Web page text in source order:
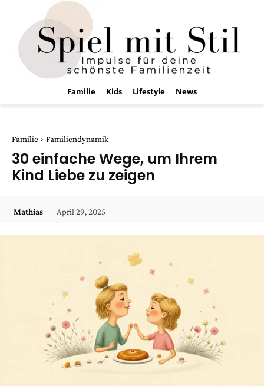
Familie Kids Lifestyle News
Familie Familiendynamik
30 einfache Wege, um Ihrem
Kind Liebe zu zeigen
Mathias April 29, 2025